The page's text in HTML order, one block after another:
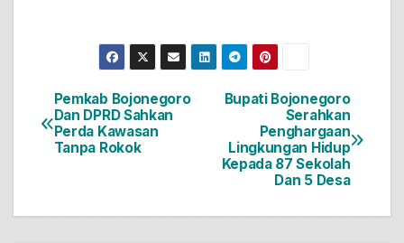
Navigasi
pos
Bupati Bojonegoro
Serahkan
Penghargaan
Lingkungan Hidup
Kepada 87 Sekolah
Dan 5 Desa
Pemkab Bojonegoro
Dan DPRD Sahkan
Perda Kawasan
Tanpa Rokok